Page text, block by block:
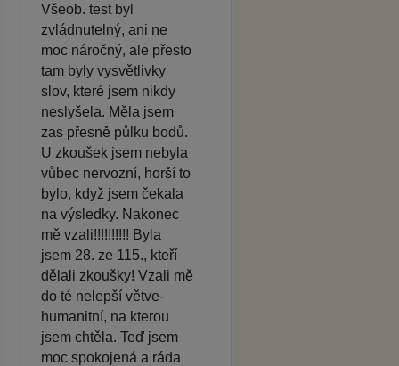
Všeob. test byl
zvládnutelný, ani ne
moc náročný, ale přesto
tam byly vysvětlivky
slov, které jsem nikdy
neslyšela. Měla jsem
zas přesně půlku bodů.
U zkoušek jsem nebyla
vůbec nervozní, horší to
bylo, když jsem čekala
na výsledky. Nakonec
mě vzali!!!!!!!!!! Byla
jsem 28. ze 115., kteří
dělali zkoušky! Vzali mě
do té nelepší větve-
humanitní, na kterou
jsem chtěla. Teď jsem
moc spokojená a ráda